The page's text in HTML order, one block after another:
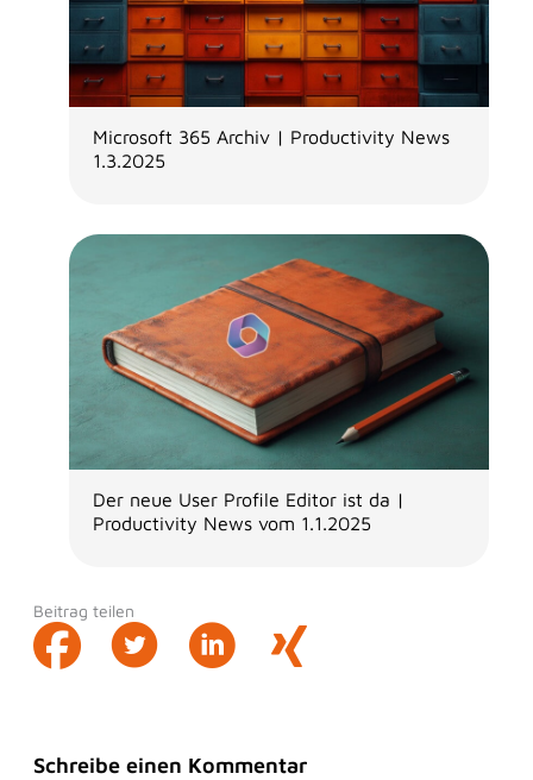
Microsoft 365 Archiv | Productivity News
1.3.2025
Der neue User Profile Editor ist da |
Productivity News vom 1.1.2025
Beitrag teilen
Schreibe einen Kommentar